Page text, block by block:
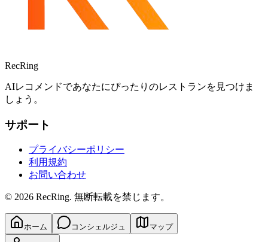
RecRing
AIレコメンドであなたにぴったりのレストランを見つけま
しょう。
サポート
プライバシーポリシー
利用規約
お問い合わせ
© 2026 RecRing. 無断転載を禁じます。
ホーム コンシェルジュ マップ